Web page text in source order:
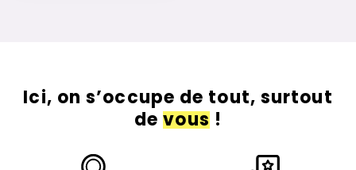
Ici, on s’occupe de tout, surtout
devous!